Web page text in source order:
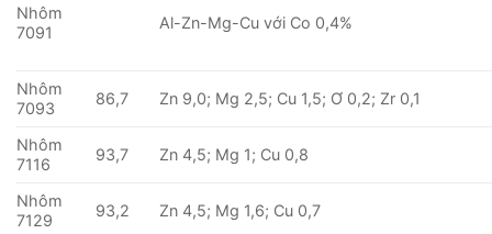
Nhôm
7091
Al-Zn-Mg-Cu với Co 0,4%
Nhôm
7093
86,7 Zn 9,0; Mg 2,5; Cu 1,5; Ơ 0,2; Zr 0,1
Nhôm
7116
93,7 Zn 4,5; Mg 1; Cu 0,8
Nhôm
7129
93,2 Zn 4,5; Mg 1,6; Cu 0,7